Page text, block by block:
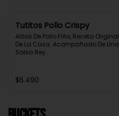
Tutitos Pollo Crispy
Alitas De Pollo Frito, Receta Original
De La Casa. Acompañado De Una
Salsa Rey.
$6.490